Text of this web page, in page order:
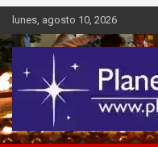
Saltar
contenido
lunes, agosto 10, 2026
Difusión de espiritualidad,